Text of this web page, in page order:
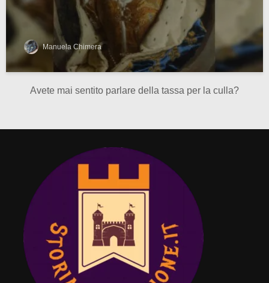
Manuela Chimera
Avete mai sentito parlare della tassa per la culla?